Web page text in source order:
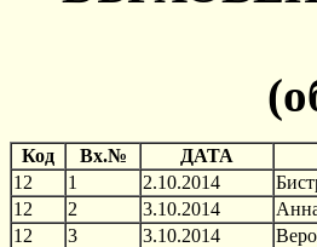
Код Вх.№ ДАТА
12
1 2.10.2014
12
2 3.10.2014
12
3 3.10.2014